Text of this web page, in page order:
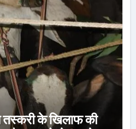
तस्करी के खिलाफ की